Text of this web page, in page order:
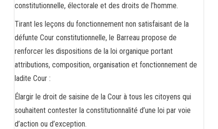
constitutionnelle, électorale et des droits de l’homme.
Tirant les leçons du fonctionnement non satisfaisant de la
défunte Cour constitutionnelle, le Barreau propose de
renforcer les dispositions de la loi organique portant
attributions, composition, organisation et fonctionnement de
ladite Cour :
Élargir le droit de saisine de la Cour à tous les citoyens qui
souhaitent contester la constitutionnalité d’une loi par voie
d’action ou d’exception.